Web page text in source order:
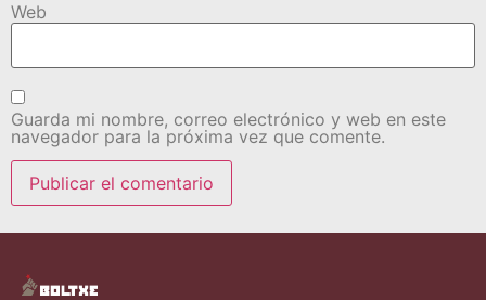
Web
Guarda mi nombre, correo electrónico y web en este
navegador para la próxima vez que comente.